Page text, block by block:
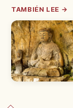
TAMBIÉN LEE →